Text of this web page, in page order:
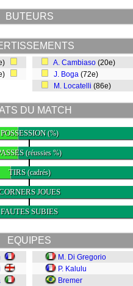
BUTEURS
A. Cambiaso (20e)
J. Boga (72e)
M. Locatelli (86e)
DU MATCH
POSSESSION(%)
(réussies %)
TIRS(cadrés)
JOUES
FAUTES SUBIES
EQUIPES
M. Di Gregorio
P. Kalulu
Bremer